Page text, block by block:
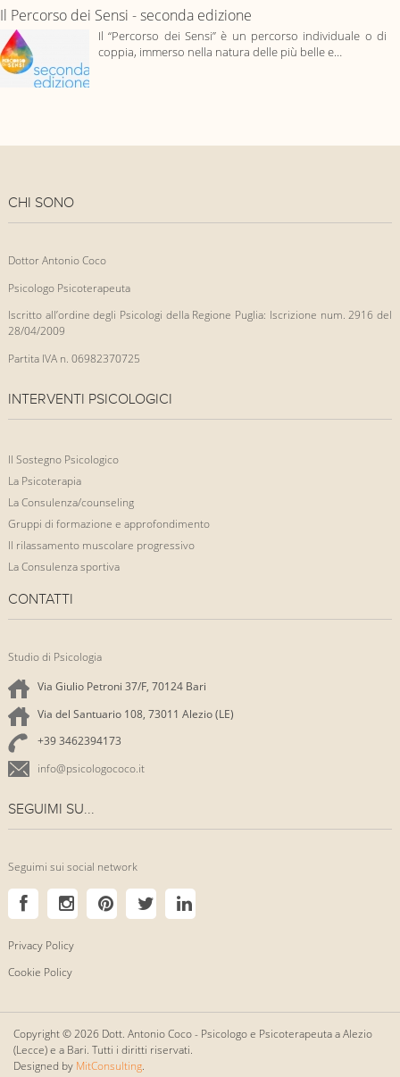
Il Percorso dei Sensi - seconda edizione
Il “Percorso dei Sensi” è un percorso individuale o di
coppia, immerso nella natura delle più belle e…
CHI SONO
Dottor Antonio Coco
Psicologo Psicoterapeuta
Iscritto all’ordine degli Psicologi della Regione Puglia: Iscrizione num. 2916 del
28/04/2009
Partita IVA n. 06982370725
INTERVENTI PSICOLOGICI
Il Sostegno Psicologico
La Psicoterapia
La Consulenza/counseling
Gruppi di formazione e approfondimento
Il rilassamento muscolare progressivo
La Consulenza sportiva
CONTATTI
Studio di Psicologia
Via Giulio Petroni 37/F, 70124 Bari
Via del Santuario 108, 73011 Alezio (LE)
+39 3462394173
info@psicologococo.it
SEGUIMI SU...
Seguimi sui social network
Privacy Policy
Cookie Policy
Copyright © 2026 Dott. Antonio Coco - Psicologo e Psicoterapeuta a Alezio
(Lecce) e a Bari. Tutti i diritti riservati.
Designed by MitConsulting.